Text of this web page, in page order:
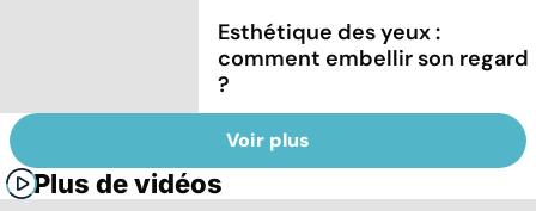
Esthétique des yeux :
comment embellir son regard
?
Voir plus
Plus de vidéos